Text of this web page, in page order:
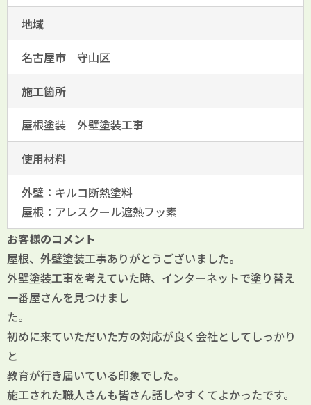
地域
名古屋市 守山区
施工箇所
屋根塗装 外壁塗装工事
使用材料
外壁：キルコ断熱塗料
屋根：アレスクール遮熱フッ素
お客様のコメント
屋根、外壁塗装工事ありがとうございました。
外壁塗装工事を考えていた時、インターネットで塗り替え
一番屋さんを見つけまし
た。
初めに来ていただいた方の対応が良く会社としてしっかり
と
教育が行き届いている印象でした。
施工された職人さんも皆さん話しやすくてよかったです。